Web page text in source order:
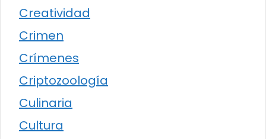
Creatividad
Crimen
Crímenes
Criptozoología
Culinaria
Cultura